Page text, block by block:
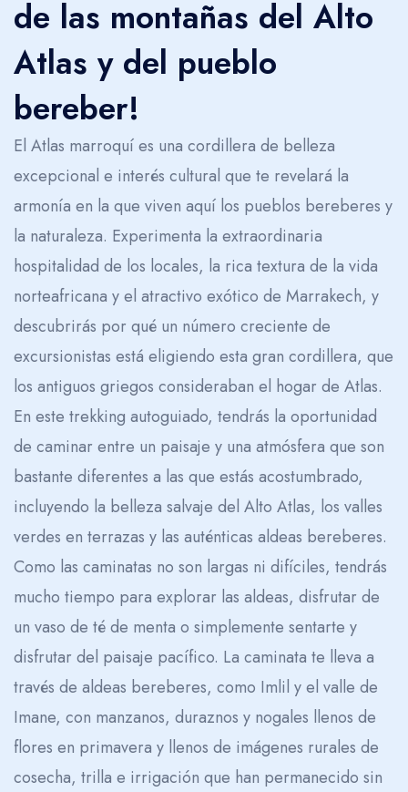
Trekking en las Montañas Altas del Atlas
de las montañas del Alto
Atlas y del pueblo
bereber!
El Atlas marroquí es una cordillera de belleza
excepcional e interés cultural que te revelará la
armonía en la que viven aquí los pueblos bereberes y
la naturaleza. Experimenta la extraordinaria
hospitalidad de los locales, la rica textura de la vida
norteafricana y el atractivo exótico de Marrakech, y
descubrirás por qué un número creciente de
excursionistas está eligiendo esta gran cordillera, que
los antiguos griegos consideraban el hogar de Atlas.
En este trekking autoguiado, tendrás la oportunidad
de caminar entre un paisaje y una atmósfera que son
bastante diferentes a las que estás acostumbrado,
incluyendo la belleza salvaje del Alto Atlas, los valles
verdes en terrazas y las auténticas aldeas bereberes.
Como las caminatas no son largas ni difíciles, tendrás
mucho tiempo para explorar las aldeas, disfrutar de
un vaso de té de menta o simplemente sentarte y
disfrutar del paisaje pacífico. La caminata te lleva a
través de aldeas bereberes, como Imlil y el valle de
Imane, con manzanos, duraznos y nogales llenos de
flores en primavera y llenos de imágenes rurales de
cosecha, trilla e irrigación que han permanecido sin